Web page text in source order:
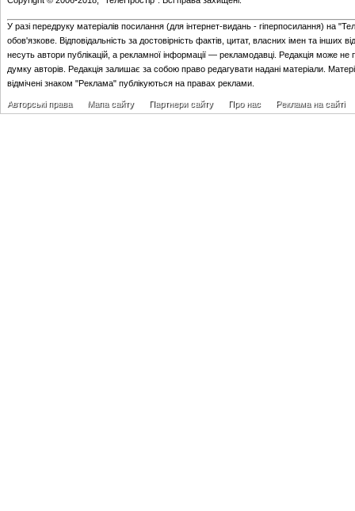
У разі передруку матеріалів посилання (для iнтернет-видань - гiперпосилання) на
обов'язкове. Відповідальність за достовірність фактів, цитат, власних імен та інших
несуть автори публікацій, а рекламної інформації — рекламодавці. Редакція може не
думку авторів. Редакція залишає за собою право редагувати надані матеріали.
відмічені знаком "Реклама" публікуються на правах реклами.
Авторські права Мапа сайту Партнери сайту Про нас Реклама на сайті